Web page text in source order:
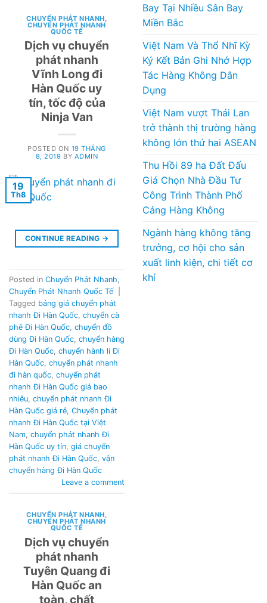
CHUYỂN PHÁT NHANH
CHUYỂN PHÁT NHANH
QUỐC TẾ
Dịch vụ chuyển
phát nhanh
Vĩnh Long đi
Hàn Quốc uy
tín, tốc độ của
Ninja Van
POSTED ON 19 THÁNG
8, 2019 BY ADMIN
19
Th8
CONTINUE READING →
Posted in Chuyển Phát Nhanh
Chuyển Phát Nhanh Quốc Tế
Tagged bảng giá chuyển phát
nhanh Đi Hàn Quốc chuyển cà
phê Đi Hàn Quốc chuyển đồ
dùng Đi Hàn Quốc chuyển hàng
Đi Hàn Quốc chuyển hành lí Đi
Hàn Quốc chuyển phát nhanh
đi hàn quốc chuyển phát
nhanh Đi Hàn Quốc giá bao
nhiêu chuyển phát nhanh Đi
Hàn Quốc giá rẻ Chuyển phát
nhanh Đi Hàn Quốc tại Việt
Nam chuyển phát nhanh Đi
Hàn Quốc uy tín giá chuyển
phát nhanh Đi Hàn Quốc vận
chuyển hàng Đi Hàn Quốc
Leave a comment
CHUYỂN PHÁT NHANH,
CHUYỂN PHÁT NHANH
QUỐC TẾ
Dịch vụ chuyển
phát nhanh
Tuyên Quang đi
Hàn Quốc an
toàn, chất
Bay Tại Nhiều Sân Bay
Miền Bắc
Việt Nam Và Thổ Nhĩ Kỳ
Ký Kết Bản Ghi Nhớ Hợp
Tác Hàng Không Dân
Dụng
Việt Nam vượt Thái Lan
trở thành thị trường hàng
không lớn thứ hai ASEAN
Thu Hồi 89 ha Đất Đấu
Giá Chọn Nhà Đầu Tư
Công Trình Thành Phố
Cảng Hàng Không
Ngành hàng không tăng
trưởng, cơ hội cho sản
xuất linh kiện, chi tiết cơ
khí